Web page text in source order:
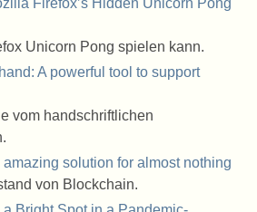
Firefox’s Hidden Unicorn Pong
Unicorn Pong spielen kann.
A powerful tool to support
vom handschriftlichen
solution for almost nothing
von Blockchain.